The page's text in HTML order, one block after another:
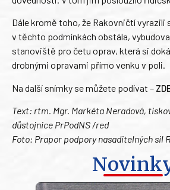
Dále kromě toho, že Rakovničtí vyrazili
v těchto podmínkách obstála,
stanoviště pro četu oprav, která si
drobnými opravami přímo venku v poli.
Na další snímky se můžete podívat –
Text: rtm. Mgr. Markéta Neradová,
důstojnice PrPodNS /red
Foto: Prapor podpory nasaditelných sil